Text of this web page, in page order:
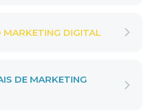
DIGITAL
DE MARKETING